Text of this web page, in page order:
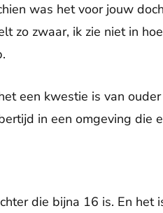
was het voor jouw
zo zwaar, ik zie niet in
een kwestie is van
in een omgeving die
die bijna 16 is. En het